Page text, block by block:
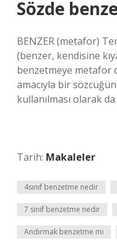
Sözde
BENZER (metafor)
(benzer, kendisine
benzetmeye metafor
amacıyla bir
kullanılması olarak
Tarih: Makaleler
4sınıf benzetme nedir
7 sinif benzetme nedir
Andırmak benzetme mi